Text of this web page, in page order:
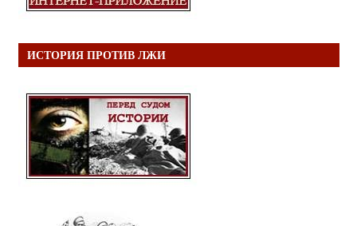
ИСТОРИЯ ПРОТИВ ЛЖИ